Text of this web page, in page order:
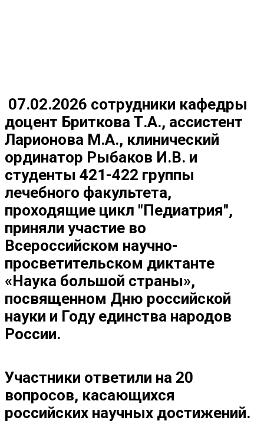
07.02.2026 сотрудники кафедры
доцент Бриткова Т.А., ассистент
Ларионова М.А., клинический
ординатор Рыбаков И.В. и
студенты 421-422 группы
лечебного факультета,
проходящие цикл "Педиатрия",
приняли участие во
Всероссийском научно-
просветительском диктанте
«Наука большой страны»,
посвященном Дню российской
науки и Году единства народов
России.
Участники ответили на 20
вопросов, касающихся
российских научных достижений.